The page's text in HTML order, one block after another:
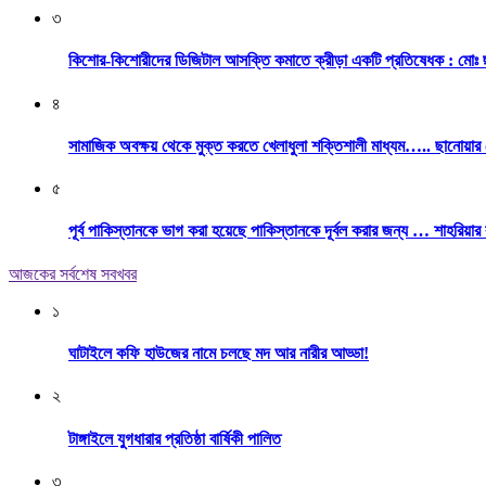
৩
কিশোর-কিশোরীদের ডিজিটাল আসক্তি কমাতে ক্রীড়া একটি প্রতিষেধক : মোঃ
৪
সামাজিক অবক্ষয় থেকে মুক্ত করতে খেলাধুলা শক্তিশালী মাধ্যম….. ছানোয়ার
৫
পূর্ব পাকিস্তানকে ভাগ করা হয়েছে পাকিস্তানকে দূর্বল করার জন্য … শাহরিয়ার
আজকের সর্বশেষ সবখবর
১
ঘাটাইলে কফি হাউজের নামে চলছে মদ আর নারীর আড্ডা!
২
টাঙ্গাইলে যুগধারার প্রতিষ্ঠা বার্ষিকী পালিত
৩